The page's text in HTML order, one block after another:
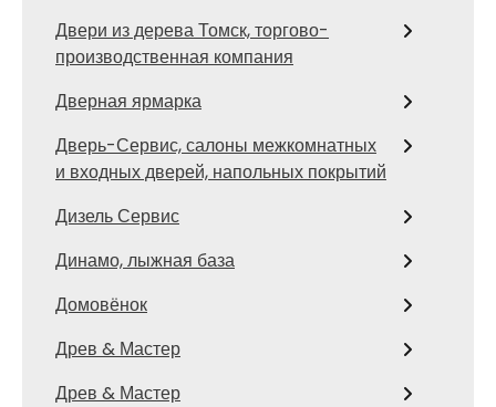
Двери из дерева Томск, торгово-
производственная компания
Дверная ярмарка
Дверь-Сервис, салоны межкомнатных
и входных дверей, напольных покрытий
Дизель Сервис
Динамо, лыжная база
Домовёнок
Древ & Мастер
Древ & Мастер